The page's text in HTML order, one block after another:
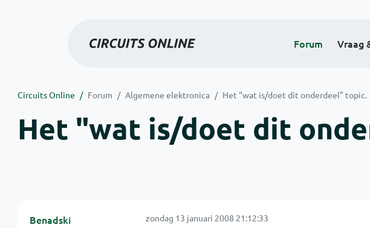
Forum Vraag
Circuits Online Forum Algemene elektronica Het "wat is/doet dit onderdeel" topic.
Het "wat is/doet dit
Benadski zondag 13 januari 2008 21:12:33